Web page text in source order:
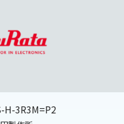
H-3R3M=P2